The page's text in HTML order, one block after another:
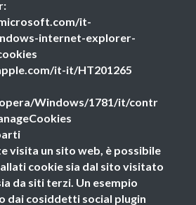
it-
internet-explorer-
it-it/HT201265
Windows/1781/it/contr
visita un sito web, è possibile
cookie sia dal sito visitato
da siti terzi. Un esempio
dai cosiddetti social plugin